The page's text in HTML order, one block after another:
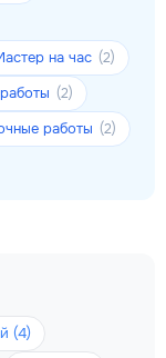
на час (2)
(2)
работы (2)
(4)